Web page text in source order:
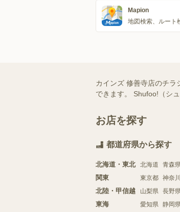
Mapion
地図検索、ルート
カインズ 修善寺店のチラ
できます。 Shufoo!（シ
お店を探す
都道府県から探す
北海道・東北 北海道 青森
関東 東京都 神奈
北陸・甲信越 山梨県 長野
東海 愛知県 静岡